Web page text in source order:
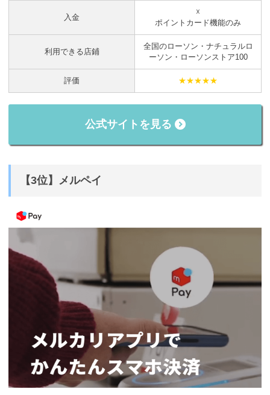
入金
☓
ポイントカード機能のみ
利用できる店鋪
全国のローソン・ナチュラルロ
ーソン・ローソンストア100
評価 ★★★★★
公式サイトを見る
【3位】メルペイ